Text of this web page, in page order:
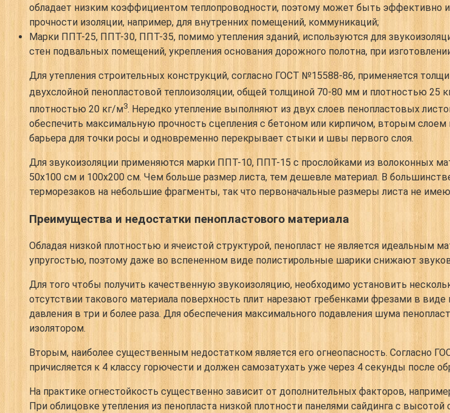
обладает низким коэффициентом теплопроводности, поэтому может быть эффективно
прочности изоляции, например, для внутренних помещений, коммуникаций;
Марки ППТ-25, ППТ-30, ППТ-35, помимо утепления зданий, используются для
стен подвальных помещений, укрепления основания дорожного полотна, при
Для утепления строительных конструкций, согласно ГОСТ №15588-86, применяется
двухслойной пенопластовой теплоизоляции, общей толщиной 70-80 мм и плотностью 25
плотностью 20 кг/м3. Нередко утепление выполняют из двух слоев пенопластовых
обеспечить максимальную прочность сцепления с бетоном или кирпичом, вторым
барьера для точки росы и одновременно перекрывает стыки и швы первого слоя.
Для звукоизоляции применяются марки ППТ-10, ППТ-15 с прослойками из волоконных
50х100 см и 100х200 см. Чем больше размер листа, тем дешевле материал. В
терморезаков на небольшие фрагменты, так что первоначальные размеры листа не
Преимущества и недостатки пенопластового материала
Обладая низкой плотностью и ячеистой структурой, пенопласт не является идеальным
упругостью, поэтому даже во вспененном виде полистирольные шарики снижают
Для того чтобы получить качественную звукоизоляцию, необходимо установить
отсутствии такового материала поверхность плит нарезают гребенками фрезами в
давления в три и более раза. Для обеспечения максимального подавления шума
изолятором.
Вторым, наиболее существенным недостатком является его огнеопасность. Согласно
причисляется к 4 классу горючести и должен самозатухать уже через 4 секунды после
На практике огнестойкость существенно зависит от дополнительных факторов,
При облицовке утепления из пенопласта низкой плотности панелями сайдинга с